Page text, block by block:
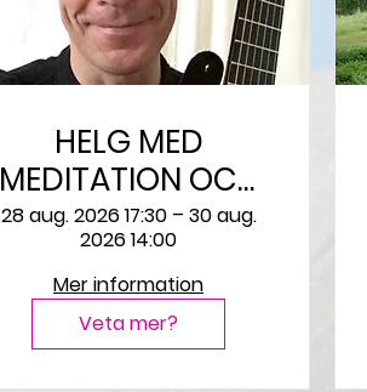
HELG MED
MEDITATION OCH
YIN YOGA
28 aug. 2026 17:30 – 30 aug.
2026 14:00
Mer information
Veta mer?